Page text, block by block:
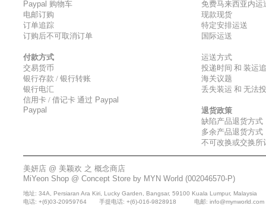
Paypal 购物车
电邮订购
订单追踪
订购后不可取消订单
付款方式
交易货币
银行存款 / 银行转账
银行电汇
信用卡 / 借记卡 通过 Paypal
Paypal
免费马来西亚内运
现款现货
特定安排运送
国际运送
运送方式
投递时间 和 装运
海关议题
丢失装运 和 无法
退货政策
缺陷产品退货方式
多余产品退货方式
不可改换或交换所
美妍店 @ 美颖欢 之 概念商店
MiYeon Shop @ Concept Store by MYN World (002046570-P)
地址: 34A, Persiaran Ara Kiri, Lucky Garden, Bangsar, 59100 Kuala Lumpur, Malaysia
电话: +(6)03-20959764 手提电话: +(6)-016-9828918 电邮: